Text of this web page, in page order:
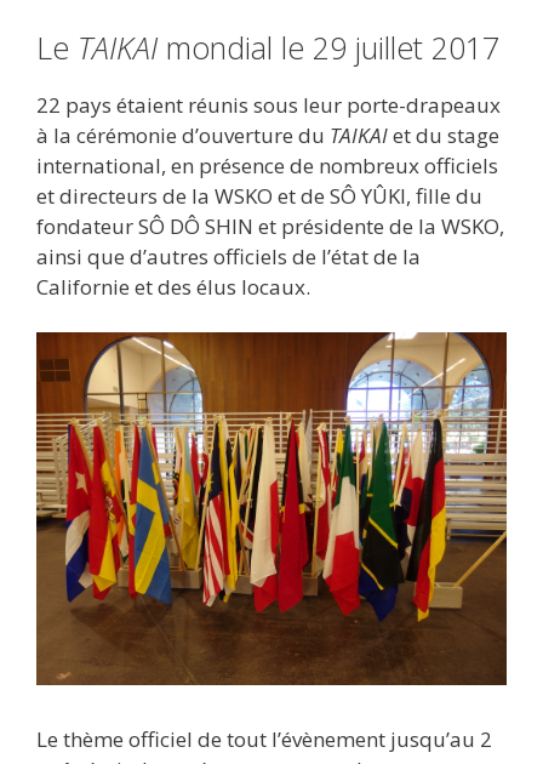
Le TAIKAI mondial le 29 juillet 2017
22 pays étaient réunis sous leur porte-drapeaux
à la cérémonie d’ouverture du TAIKAIet du stage
international, en présence de nombreux officiels
et directeurs de la WSKO et de SÔ YÛKI, fille du
fondateur SÔ DÔ SHIN et présidente de la WSKO,
ainsi que d’autres officiels de l’état de la
Californie et des élus locaux.
Le thème officiel de tout l’évènement jusqu’au 2